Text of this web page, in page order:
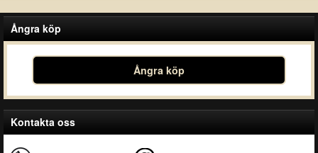
Ångra köp
Ångra köp
Kontakta oss